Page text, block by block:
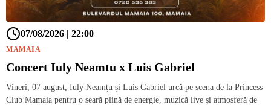
07/08/2026 | 22:00
MAMAIA
Concert Iuly Neamtu x Luis Gabriel
Vineri, 07 august, Iuly Neamțu și Luis Gabriel urcă pe scena de la Princess
Club Mamaia pentru o seară plină de energie, muzică live și atmosferă de